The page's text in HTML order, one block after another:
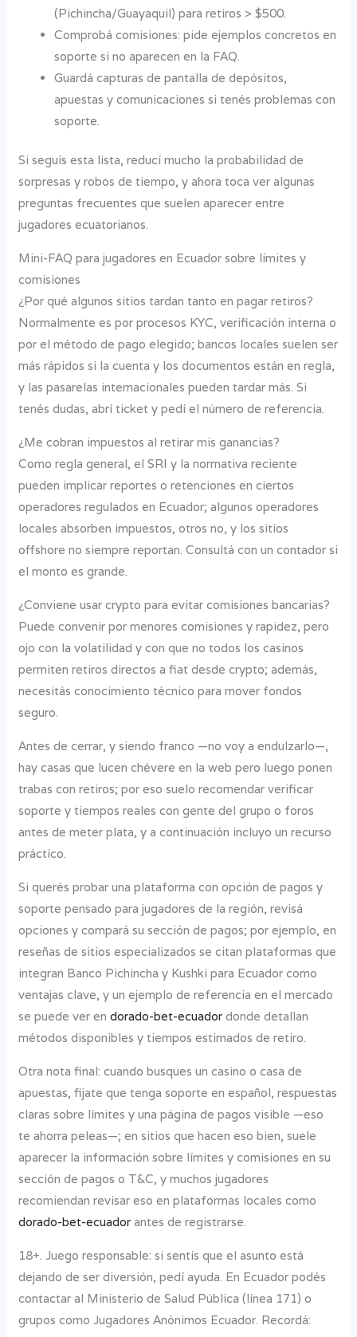
(Pichincha/Guayaquil) para retiros > $500.
Comprobá comisiones: pide ejemplos concretos en
soporte si no aparecen en la FAQ.
Guardá capturas de pantalla de depósitos,
apuestas y comunicaciones si tenés problemas con
soporte.
Si seguís esta lista, reducí mucho la probabilidad de
sorpresas y robos de tiempo, y ahora toca ver algunas
preguntas frecuentes que suelen aparecer entre
jugadores ecuatorianos.
Mini-FAQ para jugadores en Ecuador sobre límites y
comisiones
¿Por qué algunos sitios tardan tanto en pagar retiros?
Normalmente es por procesos KYC, verificación interna o
por el método de pago elegido; bancos locales suelen ser
más rápidos si la cuenta y los documentos están en regla,
y las pasarelas internacionales pueden tardar más. Si
tenés dudas, abrí ticket y pedí el número de referencia.
¿Me cobran impuestos al retirar mis ganancias?
Como regla general, el SRI y la normativa reciente
pueden implicar reportes o retenciones en ciertos
operadores regulados en Ecuador; algunos operadores
locales absorben impuestos, otros no, y los sitios
offshore no siempre reportan. Consultá con un contador si
el monto es grande.
¿Conviene usar crypto para evitar comisiones bancarias?
Puede convenir por menores comisiones y rapidez, pero
ojo con la volatilidad y con que no todos los casinos
permiten retiros directos a fiat desde crypto; además,
necesitás conocimiento técnico para mover fondos
seguro.
Antes de cerrar, y siendo franco —no voy a endulzarlo—,
hay casas que lucen chévere en la web pero luego ponen
trabas con retiros; por eso suelo recomendar verificar
soporte y tiempos reales con gente del grupo o foros
antes de meter plata, y a continuación incluyo un recurso
práctico.
Si querés probar una plataforma con opción de pagos y
soporte pensado para jugadores de la región, revisá
opciones y compará su sección de pagos; por ejemplo, en
reseñas de sitios especializados se citan plataformas que
integran Banco Pichincha y Kushki para Ecuador como
ventajas clave, y un ejemplo de referencia en el mercado
se puede ver endorado-bet-ecuador donde detallan
métodos disponibles y tiempos estimados de retiro.
Otra nota final: cuando busques un casino o casa de
apuestas, fijate que tenga soporte en español, respuestas
claras sobre límites y una página de pagos visible —eso
te ahorra peleas—; en sitios que hacen eso bien, suele
aparecer la información sobre límites y comisiones en su
sección de pagos o T&C, y muchos jugadores
recomiendan revisar eso en plataformas locales como
dorado-bet-ecuador antes de registrarse.
18+. Juego responsable: si sentís que el asunto está
dejando de ser diversión, pedí ayuda. En Ecuador podés
contactar al Ministerio de Salud Pública (línea 171) o
grupos como Jugadores Anónimos Ecuador. Recordá: